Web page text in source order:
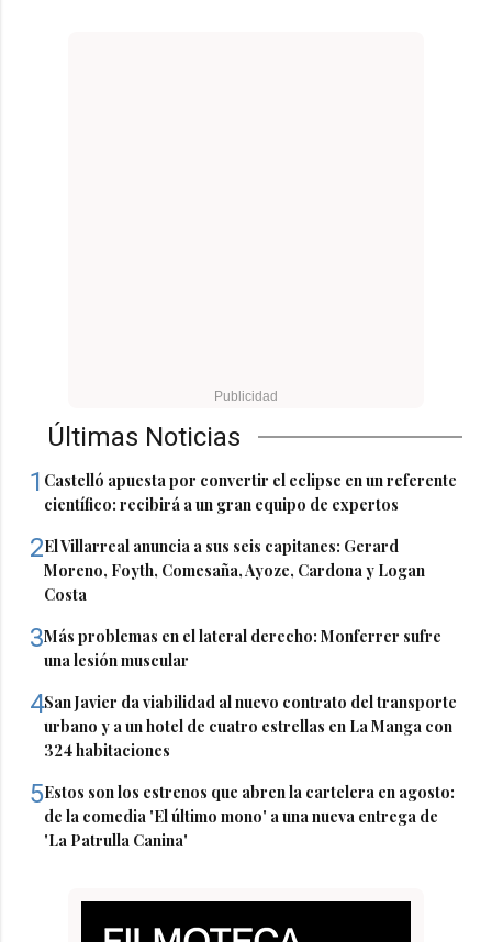
Últimas Noticias
1 Castelló apuesta por convertir el eclipse en un referente
científico: recibirá a un gran equipo de expertos
2El Villarreal anuncia a sus seis capitanes: Gerard
Moreno, Foyth, Comesaña, Ayoze, Cardona y Logan
Costa
3Más problemas en el lateral derecho: Monferrer sufre
una lesión muscular
4San Javier da viabilidad al nuevo contrato del transporte
urbano y a un hotel de cuatro estrellas en La Manga con
324 habitaciones
5Estos son los estrenos que abren la cartelera en agosto:
de la comedia 'El último mono' a una nueva entrega de
'La Patrulla Canina'